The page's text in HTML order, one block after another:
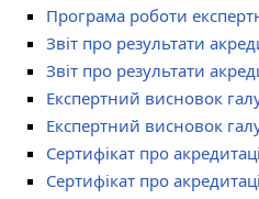
Програма роботи
Звіт про результати
Звіт про результати
Експертний висновок
Експертний висновок
Сертифікат про
Сертифікат про